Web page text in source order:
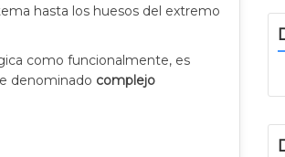
hasta los huesos del extremo
como funcionalmente, es
denominado complejo